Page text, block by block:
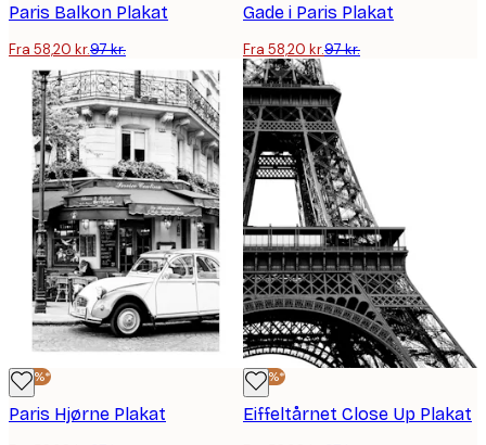
Paris Balkon Plakat
Fra 58,20 kr.97 kr.
Gade i Paris Plakat
Fra 58,20 kr.97 kr.
-40%*
Paris Hjørne Plakat
-40%*
Eiffeltårnet Close Up Plakat